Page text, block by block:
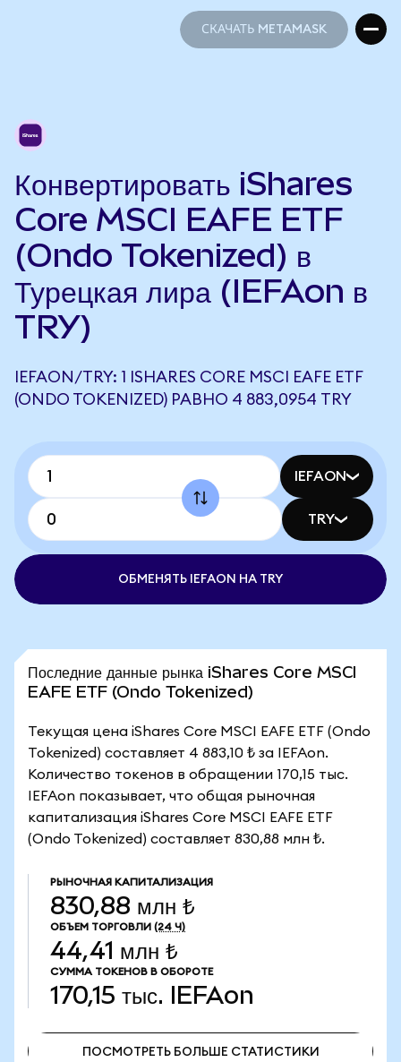
СКАЧАТЬ METAMASK
Конвертировать iShares
Core MSCI EAFE ETF
(Ondo Tokenized) в
Турецкая лира (IEFAon в
TRY)
IEFAON/TRY: 1 ISHARES CORE MSCI EAFE ETF
(ONDO TOKENIZED) РАВНО 4 883,0954 TRY
IEFAON
TRY
ОБМЕНЯТЬ IEFAON НА TRY
Последние данные рынка iShares Core MSCI
EAFE ETF (Ondo Tokenized)
Текущая цена iShares Core MSCI EAFE ETF (Ondo
Tokenized) составляет 4 883,10 ₺ за IEFAon.
Количество токенов в обращении 170,15 тыс.
IEFAon показывает, что общая рыночная
капитализация iShares Core MSCI EAFE ETF
(Ondo Tokenized) составляет 830,88 млн ₺.
РЫНОЧНАЯ КАПИТАЛИЗАЦИЯ
830,88 млн ₺
ОБЪЕМ ТОРГОВЛИ (24 Ч)
44,41 млн ₺
СУММА ТОКЕНОВ В ОБОРОТЕ
170,15 тыс. IEFAon
ПОСМОТРЕТЬ БОЛЬШЕ СТАТИСТИКИ